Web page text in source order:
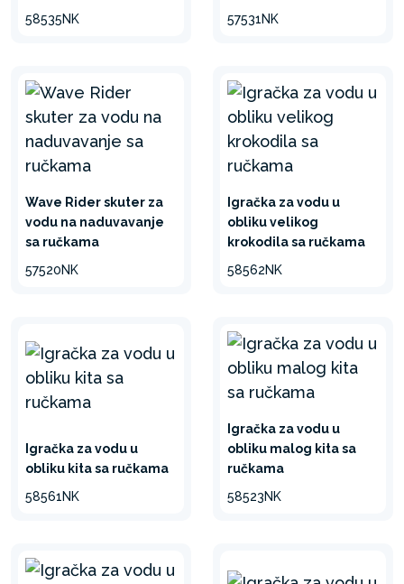
58535NK
57531NK
Wave Rider skuter za
vodu na naduvavanje
sa ručkama
57520NK
Igračka za vodu u
obliku velikog
krokodila sa ručkama
58562NK
Igračka za vodu u
obliku kita sa ručkama
58561NK
Igračka za vodu u
obliku malog kita sa
ručkama
58523NK